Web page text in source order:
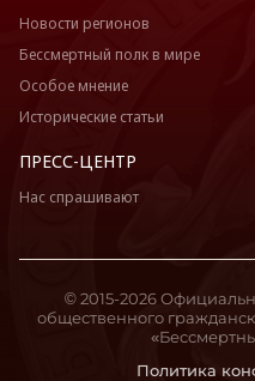
Новости регионов
Бессмертный полк в мире
Особое мнение
Исторические статьи
ПРЕСС-ЦЕНТР
Нас спрашивают
Политика
© 2015-2026
общественного